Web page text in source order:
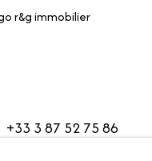
+33 3 87 52 75 86